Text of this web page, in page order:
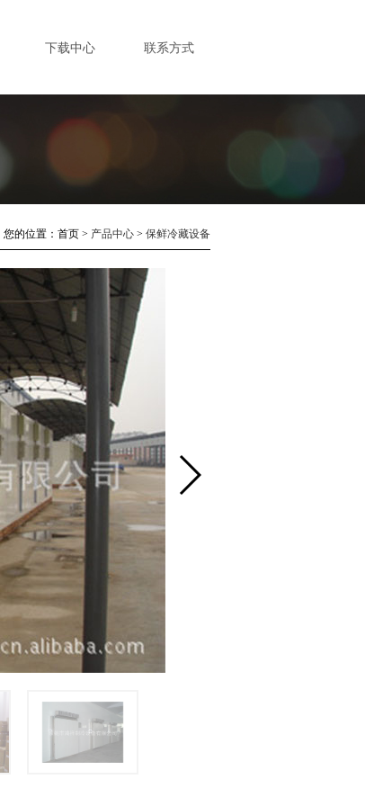
下载中心 联系方式
您的位置： 首页 > 产品中心 > 保鲜冷藏设备